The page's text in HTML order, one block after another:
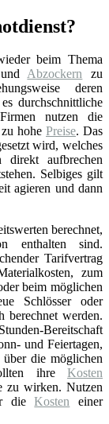
beim Thema
Abzockern zu
deren
durchschnittliche
nutzen die
hohe Preise. Das
wird, welches
direkt aufbrechen
Selbiges gilt
agieren und dann
berechnet,
enthalten sind.
Tarifvertrag
zum
beim möglichen
Schlösser oder
berechnet werden.
Bereitschaft
und Feiertagen,
über die möglichen
ihre Kosten
zu wirken. Nutzen
dieKosten einer